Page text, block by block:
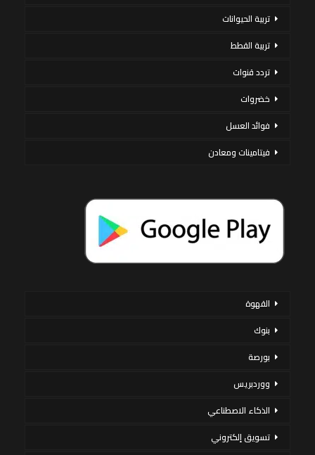
تربية الحيوانات
تربية القطط
تردد قنوات
خضروات
فوائد العسل
فيتامينات ومعادن
القهوة
بنوك
بورصة
ووردبريس
الذكاء الاصطناعي
تسويق إلكتروني